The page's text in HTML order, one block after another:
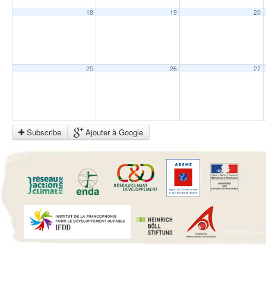
18 19 20
25 26 27
Subscribe Ajouter à Google